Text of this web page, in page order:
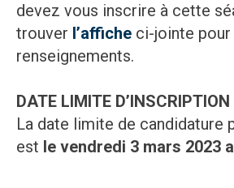
devez vous inscrire à cette
trouver l’affiche ci-jointe pour
renseignements.
DATE LIMITE D’INSCRIPTION
La date limite de candidature
est le vendredi 3 mars 2023